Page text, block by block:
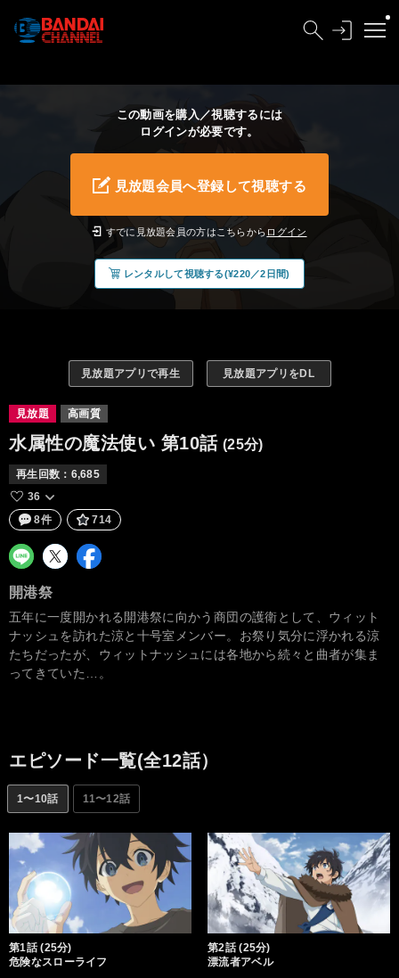
この動画を購入／視聴するには
ログインが必要です。
見放題会員へ登録して視聴する
すでに見放題会員の方はこちらから ログイン
レンタルして視聴する(¥220／2日間)
見放題アプリで再生 見放題アプリをDL
見放題 高画質
水属性の魔法使い 第10話 (25分)
再生回数： 6,685
36
8件
714
開港祭
五年に一度開かれる開港祭に向かう商団の護衛として、ウィット
ナッシュを訪れた涼と十号室メンバー。お祭り気分に浮かれる涼
たちだったが、ウィットナッシュには各地から続々と曲者が集ま
ってきていた…。
エピソード一覧(全12話）
1〜10話 11〜12話
第1話 (25分)
危険なスローライフ
第2話 (25分)
漂流者アベル